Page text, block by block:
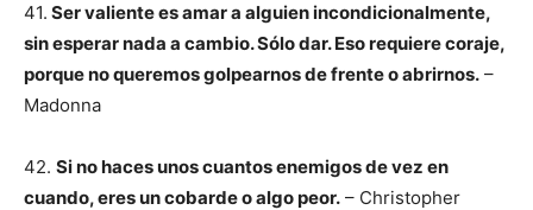
41. Ser valiente es amar a alguien incondicionalmente,
sin esperar nada a cambio. Sólo dar. Eso requiere coraje,
porque no queremos golpearnos de frente o abrirnos. –
Madonna
42. Si no haces unos cuantos enemigos de vez en
cuando, eres un cobarde o algo peor. – Christopher